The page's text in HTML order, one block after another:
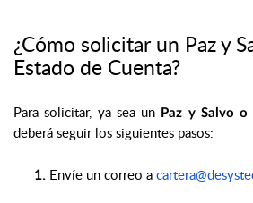
¿Cómo solicitar un Paz y
Estado de Cuenta?
Para solicitar, ya sea un Paz y Salvo
deberá seguir los siguientes pasos:
Envíe un correo a